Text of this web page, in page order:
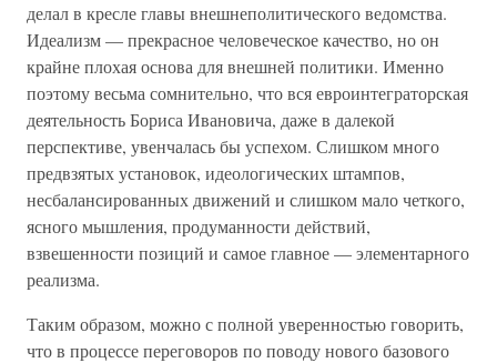
делал в кресле главы внешнеполитического ведомства.
Идеализм — прекрасное человеческое качество, но он
крайне плохая основа для внешней политики. Именно
поэтому весьма сомнительно, что вся евроинтеграторская
деятельность Бориса Ивановича, даже в далекой
перспективе, увенчалась бы успехом. Слишком много
предвзятых установок, идеологических штампов,
несбалансированных движений и слишком мало четкого,
ясного мышления, продуманности действий,
взвешенности позиций и самое главное — элементарного
реализма.
Таким образом, можно с полной уверенностью говорить,
что в процессе переговоров по поводу нового базового